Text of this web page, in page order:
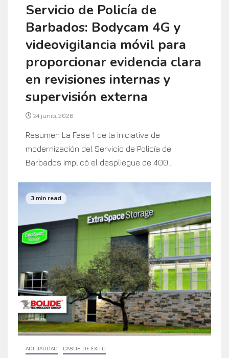
Servicio de Policía de
Barbados: Bodycam 4G y
videovigilancia móvil para
proporcionar evidencia clara
en revisiones internas y
supervisión externa
24 junio, 2026
Resumen La Fase 1 de la iniciativa de
modernización del Servicio de Policía de
Barbados implicó el despliegue de 400...
3 min read
ACTUALIDAD CASOS DE ÉXITO